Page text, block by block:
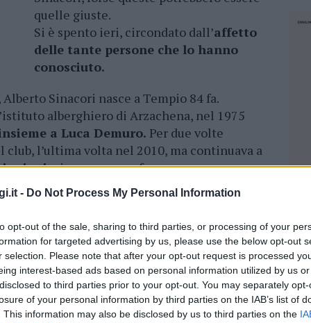
- Do Not Process My Personal Information
opt-out of the sale, sharing to third parties, or processing of your
for targeted advertising by us, please use the below opt-out
selection. Please note that after your opt-out request is processed
interest-based ads based on personal information utilized by us
to third parties prior to your opt-out. You may separately
of your personal information by third parties on the IAB’s list of
This information may also be disclosed by us to third parties on the
quelle giuste.
Si è spento ieri, circondato dall’affetto
delle tante persone che lo hanno
conosciuto.
Sinacori nasce a Tempio 84 fa.
alberghiero di Arzachena, nel 1975
a Luca Demuro. Per due volte
l’ultima volta nel 2010, ma continuava a
sino a un anno fa.
un locale a Baia Sardinia, il Tuf Tuf,
che è restata aperta sino a due anni fa.
passioni. Lo faceva spesso con la moglie
e Chicco.
buona tavola: “Mio fratello Luca, mi
che faceva con Alberto”, ricorda Pier